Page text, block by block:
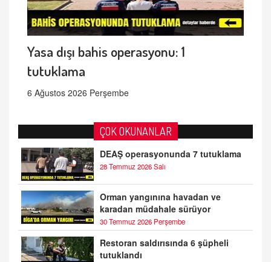
Yasa dışı bahis operasyonu: 1
tutuklama
6 Ağustos 2026 Perşembe
ÇOK OKUNANLAR
DEAŞ operasyonunda 7 tutuklama
28 Temmuz 2026 Salı
Orman yangınına havadan ve
karadan müdahale sürüyor
30 Temmuz 2026 Perşembe
Restoran saldırısında 6 şüpheli
tutuklandı